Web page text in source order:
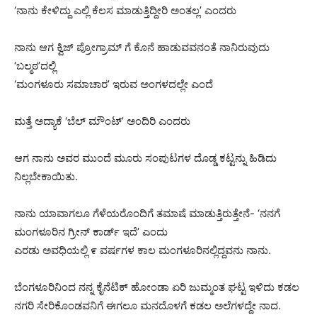
‘ನಾನು ಕೇಳಿದ್ದು ಎಲ್ಲಿ ಕೆಲಸ ಮಾಡುತ್ತಿದ್ದೀರಿ ಅಂತಲ್ಲ’ ಎಂದರು
ನಾನು ಆಗ ಕ್ವಿಜ್ ಪ್ರೋಗ್ರಾಮ್ ಗೆ ಕೊನೆ ಹಾಡುವವನಂತೆ ನಾನಿರುವುದು
‘ಬಲ್ಮಠ’ದಲ್ಲಿ
‘ಮಂಗಳೂರು ಸಮಾಚಾರ’ ಇರುವ ಅಂಗಳದಲ್ಲೇ ಎಂದೆ
ಮತ್ತೆ ಅದ್ಯಾಕೆ ‘ಬೆಲ್ ಮೌಂಟ್’ ಅಂದಿರಿ ಎಂದರು
ಆಗ ನಾನು ಅವರ ಮುಂದೆ ಮೂರು ಸಂಪುಟಗಳ ದೊಡ್ಡ ಕಟ್ಟನ್ನು ಹಿಡಿದು
ನಿಲ್ಲಬೇಕಾಯಿತು.
ನಾನು ಯಾವಾಗಲೂ ಗೆಳೆಯರೊಂದಿಗೆ ತಮಾಷೆ ಮಾಡುತ್ತಿರುತ್ತೇನೆ- ‘ನನಗೆ
ಮಂಗಳೂರಿನ ಗ್ರೀನ್ ಕಾರ್ಡ್ ಇದೆ’ ಎಂದು
ಎರಡು ಅವಧಿಯಲ್ಲಿ ೯ ವರ್ಷಗಳ ಕಾಲ ಮಂಗಳೂರಿನಲ್ಲಿದ್ದವನು ನಾನು.
ಬೆಂಗಳೂರಿನಿಂದ ನನ್ನ ಕೈನೆಟಿಕ್ ಹೋಂಡಾ ಏರಿ ಜುಮ್ಮಂತ ಘಟ್ಟ ಇಳಿದು ಕಡಲ
ನಗರಿ ಸೇರಿಕೊಂಡವನಿಗೆ ಈಗಲೂ ಮನದೊಳಗೆ ಕಡಲ ಅಲೆಗಳದ್ದೇ ನಾದ.